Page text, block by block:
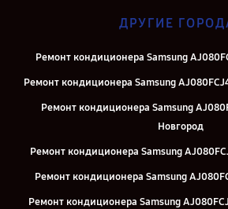
ДРУГИЕ
Ремонт кондиционера Samsung
Ремонт кондиционера Samsung
Ремонт кондиционера Samsung
Новгород
Ремонт кондиционера Samsung
Ремонт кондиционера Samsung
Ремонт кондиционера Samsung